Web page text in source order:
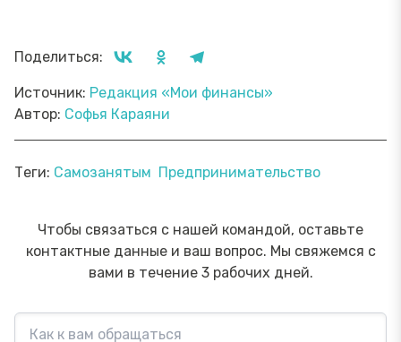
Поделиться:
Источник: Редакция «Мои финансы»
Автор: Софья Караяни
Теги: Самозанятым Предпринимательство
Чтобы связаться с нашей командой, оставьте
контактные данные и ваш вопрос. Мы свяжемся с
вами в течение 3 рабочих дней.